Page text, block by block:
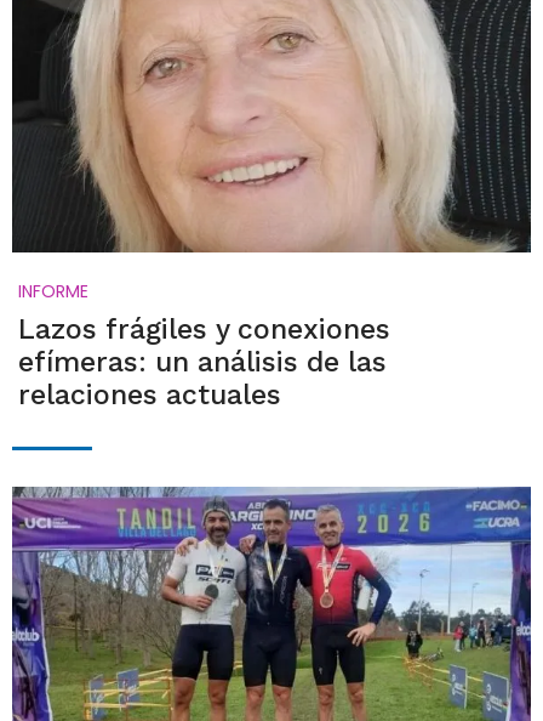
INFORME
Lazos frágiles y conexiones
efímeras: un análisis de las
relaciones actuales